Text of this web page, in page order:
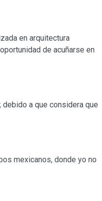
en arquitectura
de acuñarse en
a que considera que
mexicanos, donde yo no